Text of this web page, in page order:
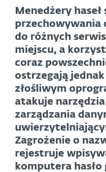
Menedżery haseł
przechowywania
do różnych
miejscu, a
coraz
ostrzegają
złośliwym
atakuje narzędzia
zarządzania
Zagrożenie o
rejestruje
komputera hasło